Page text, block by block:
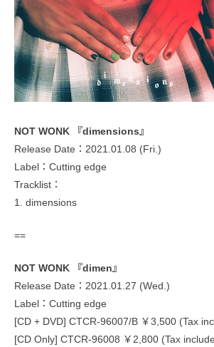
NOT WONK 『dimensions』
Release Date：2021.01.08 (Fri.)
Label：Cutting edge
Tracklist：
1. dimensions
==
NOT WONK 『dimen』
Release Date：2021.01.27 (Wed.)
Label：Cutting edge
[CD + DVD] CTCR-96007/B ￥3,500 (Tax
[CD Only] CTCR-96008 ￥2,800 (Tax